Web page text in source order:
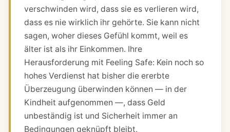
verschwinden wird, dass sie es verlieren wird,
dass es nie wirklich ihr gehörte. Sie kann nicht
sagen, woher dieses Gefühl kommt, weil es
älter ist als ihr Einkommen. Ihre
Herausforderung mit Feeling Safe: Kein noch so
hohes Verdienst hat bisher die ererbte
Überzeugung überwinden können — in der
Kindheit aufgenommen —, dass Geld
unbeständig ist und Sicherheit immer an
Bedingungen geknüpft bleibt.